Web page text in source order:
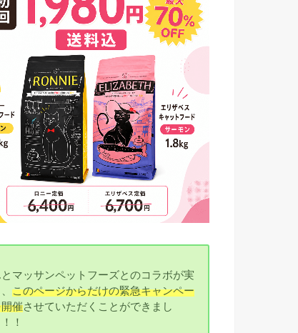
マッサンペットフーズとのコラボが実
このページからだけの緊急キャンペー
催させていただくことができまし
！